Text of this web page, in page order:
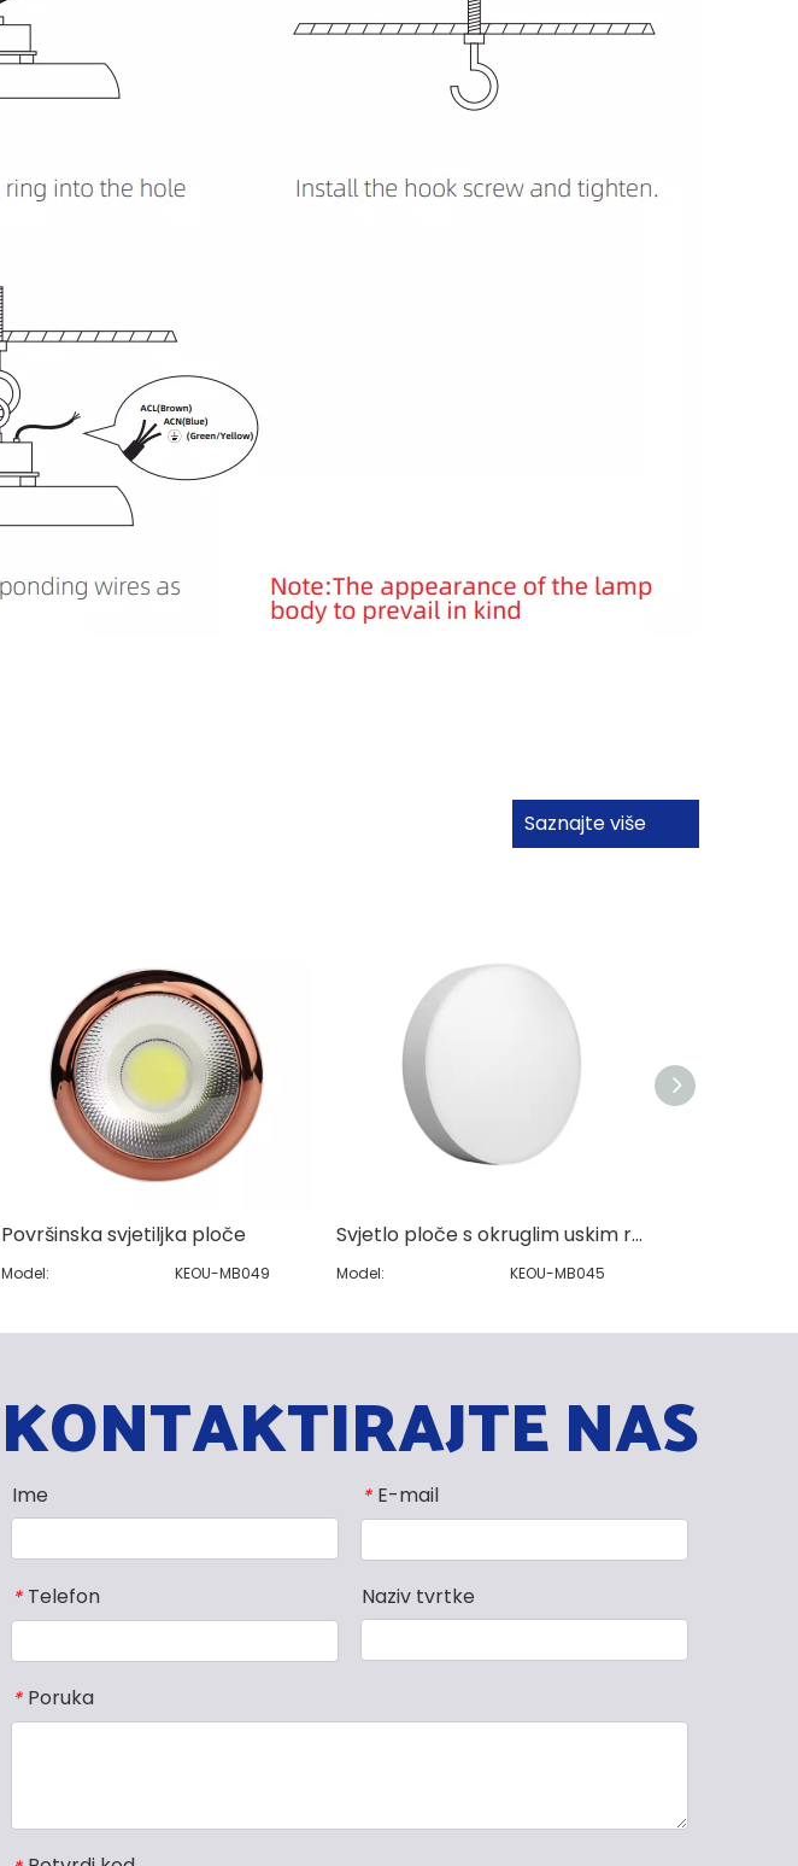
Saznajte više
Površinska svjetiljka ploče
Model: KEOU-MB049
Svjetlo ploče s okruglim uskim rubom površine
Model: KEOU-MB045
KONTAKTIRAJTE NAS
Ime * E-mail
* Telefon Naziv tvrtke
* Poruka